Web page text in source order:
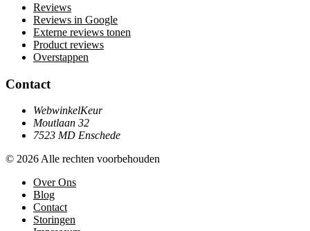
Reviews
Reviews in Google
Externe reviews tonen
Product reviews
Overstappen
Contact
WebwinkelKeur
Moutlaan 32
7523 MD Enschede
© 2026 Alle rechten voorbehouden
Over Ons
Blog
Contact
Storingen